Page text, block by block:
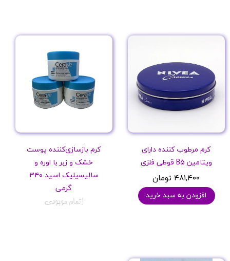
کرم مرطوب کننده دارای
ویتامین B5 قوطی فلزی
۴۸۱,۴۰۰ تومان
افزودن به سبد خرید
کرم بازسازی‌کننده پوست
خشک و زبر با اوره و
سالیسیلیک اسید ۳۴۰
گرمی
اتمام موجودی